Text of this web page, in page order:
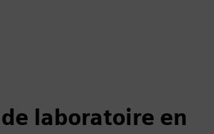
laboratoire en